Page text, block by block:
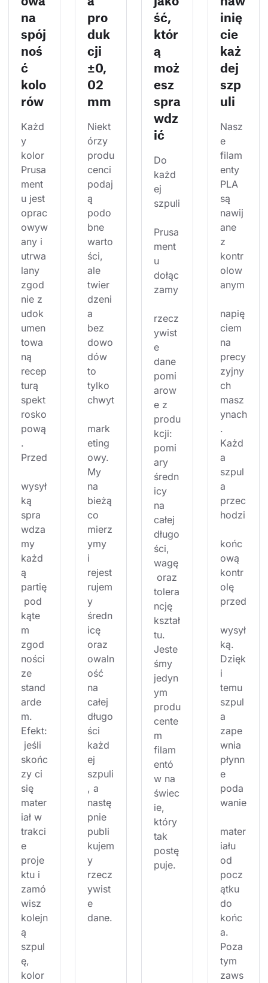
na
spój
noś
ć
kolo
rów
Każd
y
kolor
Prusa
ment
u jest
oprac
owyw
any i
utrwa
lany
zgod
nie z
udok
umen
towa
ną
recep
turą
spekt
rosko
pową
.
Przed
wysył
ką
spra
wdza
my
każd
ą
partię
pod
kąte
m
zgod
ności
ze
stand
arde
m.
Efekt:
jeśli
skońc
zy ci
się
mater
iał w
trakci
e
proje
ktu i
zamó
wisz
kolejn
ą
szpul
ę,
kolor
pro
duk
cji
±0,
02
mm
Niekt
órzy
produ
cenci
podaj
ą
podo
bne
warto
ści,
ale
twier
dzeni
a
bez
dowo
dów
to
tylko
chwyt
mark
eting
owy.
My
na
bieżą
co
mierz
ymy
i
rejest
rujem
y
średn
icę
oraz
owaln
ość
na
całej
długo
ści
każd
ej
szpuli
, a
nastę
pnie
publi
kujem
y
rzecz
ywist
e
dane.
ść,
któr
ą
moż
esz
spra
wdz
ić
Do
każd
ej
szpuli
Prusa
ment
u
dołąc
zamy
rzecz
ywist
e
dane
pomi
arow
e z
produ
kcji:
pomi
ary
średn
icy
na
całej
długo
ści,
wagę
oraz
tolera
ncję
kształ
tu.
Jeste
śmy
jedyn
ym
produ
cente
m
filam
entó
w na
świec
ie,
który
tak
postę
puje.
inię
cie
każ
dej
szp
uli
Nasz
e
filam
enty
PLA
są
nawij
ane
z
kontr
olow
anym
napię
ciem
na
precy
zyjny
ch
masz
ynach
.
Każd
a
szpul
a
przec
hodzi
końc
ową
kontr
olę
przed
wysył
ką.
Dzięk
i
temu
szpul
a
zape
wnia
płynn
e
poda
wanie
mater
iału
od
pocz
ątku
do
końc
a.
Poza
tym
zaws